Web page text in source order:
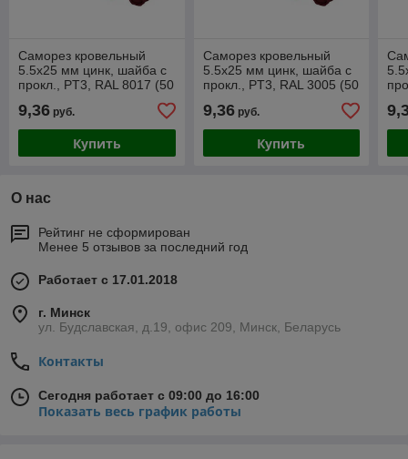
Саморез кровельный
5.5х25 мм цинк, шайба с
прокл., PT3, RAL 8017 (50
шт в пласт. конт.) STARFIX
9,36 руб.
Купить
Саморез кровельный
5.5х25 мм цинк, шайба с
прокл., PT3, RAL 3005 (50
шт в пласт. конт.) STARFIX
9,36руб.
Купить
О нас
Рейтинг не сформирован
Менее 5 отзывов за последний год
Работает с 17.01.2018
г. Минск
ул. Будславская, д.19, офис 209, Минск, Беларусь
Контакты
Сегодня работает с 09:00 до 16:00
Показать весь график работы